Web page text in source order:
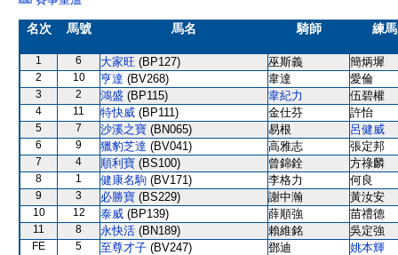
名次 馬號 馬名 騎師 練
1 6 大家旺 (BP127) 巫斯義 簡炳墀
2 10 亨達 (BV268) 韋達 愛倫
3 2 鴻盛 (BP115) 韋紀力 伍碧權
4 11 特快威 (BP111) 金仕芬 許怡
5 7 沙溪之寶 (BN065) 易根 呂健威
6 9 獵豹芝達 (BV041) 高雅志 張定邦
7 4 順利寶 (BS100) 曾錦銓 方祿麟
8 1 健康名駒 (BV171) 李格力 何良
9 3 必勝寶 (BS229) 謝中瀚 黃汝安
10 12 泰威 (BP139) 薛順強 苗禮德
11 8 永快活 (BN189) 賴維銘 吳定強
FE 5 至尊才子 (BV247) 鄧迪
姚本輝